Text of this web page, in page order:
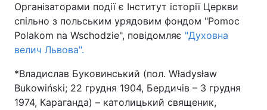
Організаторами події є Інститут історії Церкви
спільно з польським урядовим фондом "Pomoc
Polakom na Wschodzie", повідомляє "Духовна
велич Львова".
*Владислав Буковинський (пол. Władysław
Bukowiński; 22 грудня 1904, Бердичів – 3 грудня
1974, Караганда) – католицький священик,